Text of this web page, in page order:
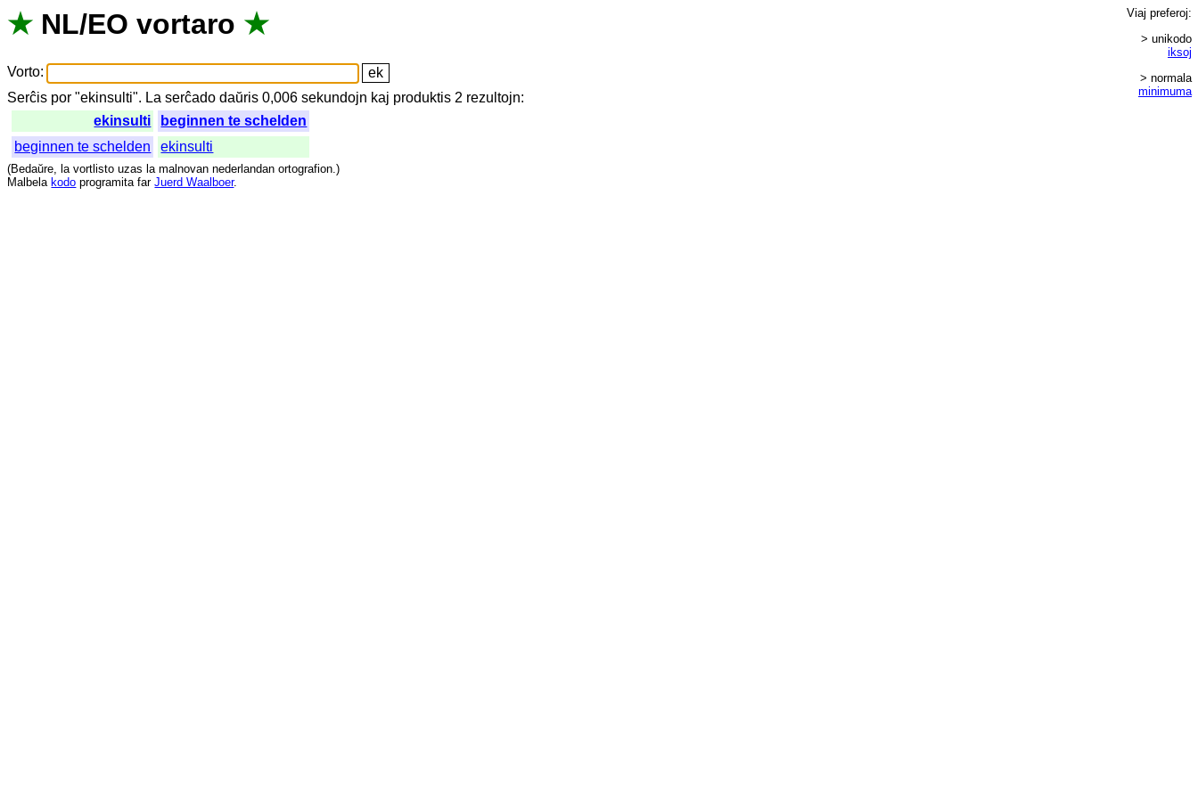
★ NL/EO vortaro ★
Vorto:
Serĉis por "ekinsulti". La serĉado daŭris 0,006sekundojn kaj produktis 2 rezultojn:
ekinsulti
beginnen te schelden
beginnen te schelden
ekinsulti
Viaj preferoj:
> unikodo
iksoj
> normala
minimuma
(Bedaŭre, la vortlisto uzas la malnovan nederlandan ortografion.)
Malbela kodo programita far Juerd Waalboer.